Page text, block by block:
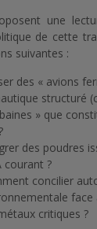
une
de cette
suivantes :
des « avions
structuré
» que
des poudres
courant ?
concilier
critiques ?